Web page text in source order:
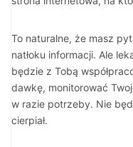
To naturalne, że masz
natłoku informacji. Ale
będzie z Tobą
dawkę, monitorować
w razie potrzeby. Nie
cierpiał.